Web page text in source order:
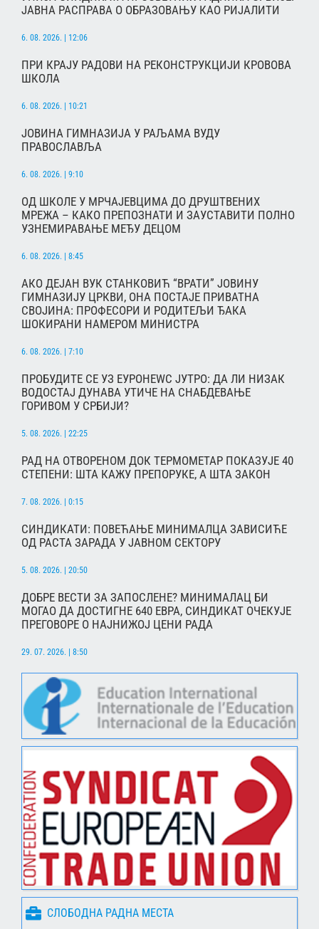
ЈАВНА РАСПРАВА О ОБРАЗОВАЊУ КАО РИЈАЛИТИ
6. 08. 2026. | 12:06
ПРИ КРАЈУ РАДОВИ НА РЕКОНСТРУКЦИЈИ КРОВОВА
ШКОЛА
6. 08. 2026. | 10:21
ЈОВИНА ГИМНАЗИЈА У РАЉАМА ВУДУ
ПРАВОСЛАВЉА
6. 08. 2026. | 9:10
ОД ШКОЛЕ У МРЧАЈЕВЦИМА ДО ДРУШТВЕНИХ
МРЕЖА – КАКО ПРЕПОЗНАТИ И ЗАУСТАВИТИ ПОЛНО
УЗНЕМИРАВАЊЕ МЕЂУ ДЕЦОМ
6. 08. 2026. | 8:45
АКО ДЕЈАН ВУК СТАНКОВИЋ “ВРАТИ” ЈОВИНУ
ГИМНАЗИЈУ ЦРКВИ, ОНА ПОСТАЈЕ ПРИВАТНА
СВОЈИНА: ПРОФЕСОРИ И РОДИТЕЉИ ЂАКА
ШОКИРАНИ НАМЕРОМ МИНИСТРА
6. 08. 2026. | 7:10
ПРОБУДИТЕ СЕ УЗ ЕУРОНЕWС ЈУТРО: ДА ЛИ НИЗАК
ВОДОСТАЈ ДУНАВА УТИЧЕ НА СНАБДЕВАЊЕ
ГОРИВОМ У СРБИЈИ?
5. 08. 2026. | 22:25
РАД НА ОТВОРЕНОМ ДОК ТЕРМОМЕТАР ПОКАЗУЈЕ 40
СТЕПЕНИ: ШТА КАЖУ ПРЕПОРУКЕ, А ШТА ЗАКОН
7. 08. 2026. | 0:15
СИНДИКАТИ: ПОВЕЋАЊЕ МИНИМАЛЦА ЗАВИСИЋЕ
ОД РАСТА ЗАРАДА У ЈАВНОМ СЕКТОРУ
5. 08. 2026. | 20:50
ДОБРЕ ВЕСТИ ЗА ЗАПОСЛЕНЕ? МИНИМАЛАЦ БИ
МОГАО ДА ДОСТИГНЕ 640 ЕВРА, СИНДИКАТ ОЧЕКУЈЕ
ПРЕГОВОРЕ О НАЈНИЖОЈ ЦЕНИ РАДА
29. 07. 2026. | 8:50
СЛОБОДНА РАДНА МЕСТА